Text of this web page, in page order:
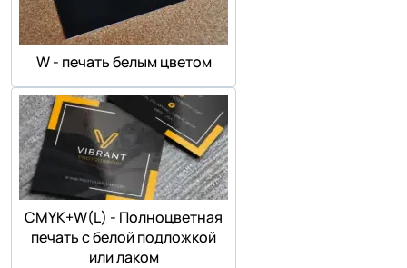
W - печать белым цветом
СMYK+W(L) - Полноцветная
печать с белой подложкой
или лаком